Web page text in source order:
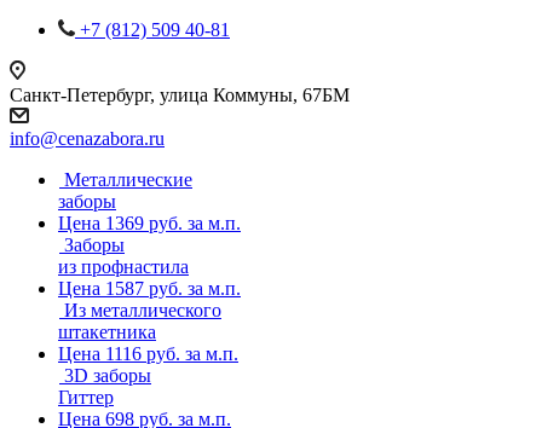
+7 (812) 509 40-81
Санкт-Петербург, улица Коммуны, 67БМ
info@cenazabora.ru
Металлические
заборы
Цена 1369 руб. за м.п.
Заборы
из профнастила
Цена 1587 руб. за м.п.
Из металлического
штакетника
Цена 1116 руб. за м.п.
3D заборы
Гиттер
Цена 698 руб. за м.п.